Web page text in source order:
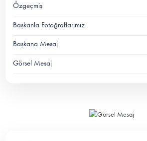
Özgeçmiş
Başkanla Fotoğraflarımız
Başkana Mesaj
Görsel Mesaj